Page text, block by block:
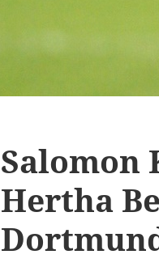
Salomon
Hertha